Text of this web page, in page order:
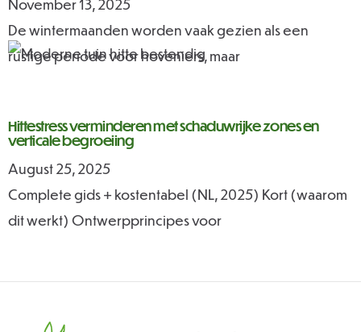
November 13, 2025
De wintermaanden worden vaak gezien als een
rustige periode voor hoveniers, maar
Hittestress verminderen met schaduwrijke zones en
verticale begroeiing
August 25, 2025
Complete gids + kostentabel (NL, 2025) Kort (waarom
dit werkt) Ontwerpprincipes voor